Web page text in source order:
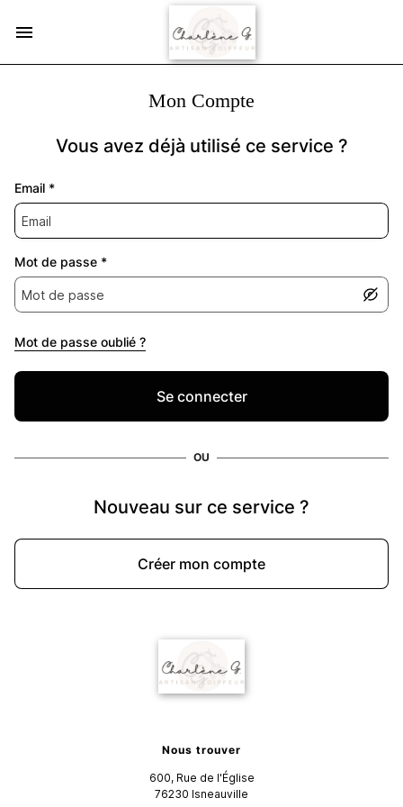
Mon Compte
Vous avez déjà utilisé ce service ?
Email *
Mot de passe *
Se connecter
Mot de passe oublié ?
OU
Nouveau sur ce service ?
Créer mon compte
Nous trouver
600, Rue de l'Église
76230 Isneauville